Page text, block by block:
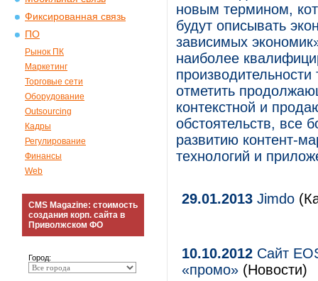
Фиксированная связь
ПО
Рынок ПК
Маркетинг
Торговые сети
Оборудование
Outsourcing
Кадры
Регулирование
Финансы
Web
CMS Magazine: стоимость
создания корп. сайта в
Приволжском ФО
Город:
новым термином,
будут описывать
зависимых
наиболее
отметить
контекстной и
обстоятельств, все
развитию контент-
технологий и
29.01.2013 Jimdo
10.10.2012 Сайт
«промо» (Новости)